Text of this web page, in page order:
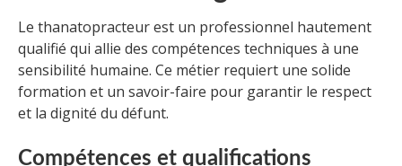
Le thanatopracteur est un professionnel hautement
qualifié qui allie des compétences techniques à une
sensibilité humaine. Ce métier requiert une solide
formation et un savoir-faire pour garantir le respect
et la dignité du défunt.
Compétences et qualifications